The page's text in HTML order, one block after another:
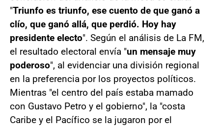
"Triunfo es triunfo, ese cuento de que ganó a
clío, que ganó allá, que perdió. Hoy hay
presidente electo". Según el análisis de La FM,
el resultado electoral envía "un mensaje muy
poderoso", al evidenciar una división regional
en la preferencia por los proyectos políticos.
Mientras "el centro del país estaba mamado
con Gustavo Petro y el gobierno", la "costa
Caribe y el Pacífico se la jugaron por el